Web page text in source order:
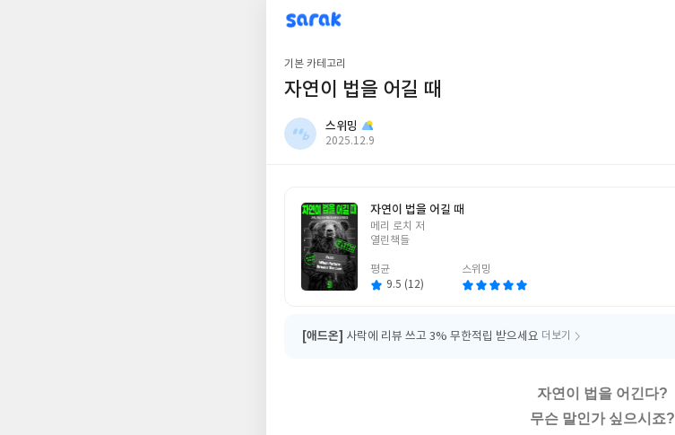
sarak
스위밍
기본 카테고리
자연이 법을 어길 때
스위밍
작
2025.12.9
자연이 법을 어길 때
글
쓴
메리 로치 저
열린책들
평균
9.5 (12)
스위밍
[애드온] 사락에 리뷰 쓰고 3% 무한적립 받으세요 더보기
자연이 법을 어긴다?
무슨 말인가 싶으시죠?